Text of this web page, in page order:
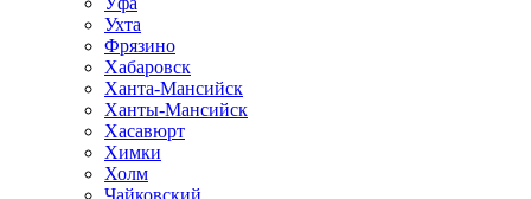
Ухта
Фрязино
Хабаровск
Ханта-Мансийск
Ханты-Мансийск
Хасавюрт
Химки
Холм
Чайковский